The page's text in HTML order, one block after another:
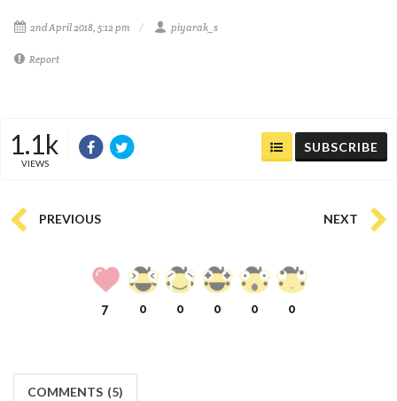
2nd April 2018, 5:12 pm piyarak_s
Report
1.1k
VIEWS
SUBSCRIBE
PREVIOUS NEXT
7 0 0 0 0 0
COMMENTS (5)